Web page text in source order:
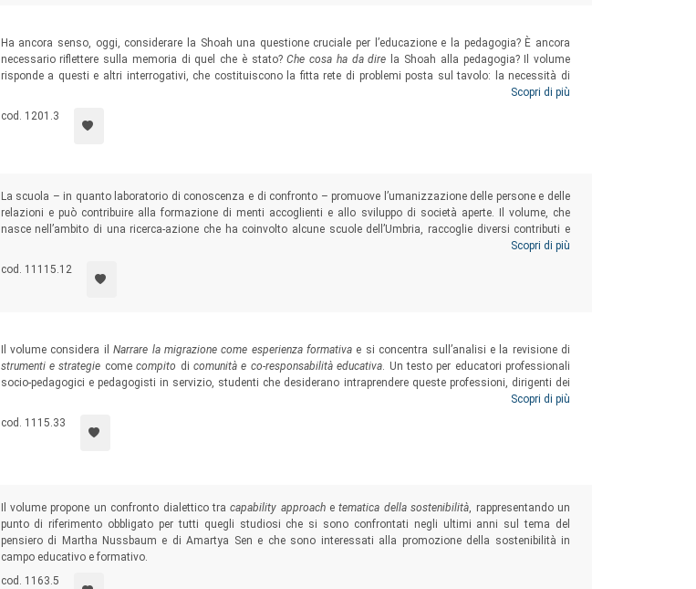
Ha ancora senso, oggi, considerare la Shoah una questione cruciale per l’educazione e la pedagogia? È ancora
necessario riflettere sulla memoria di quel che è stato?Che cosa ha da dire la Shoah alla pedagogia? Il volume
risponde a questi e altri interrogativi, che costituiscono la fitta rete di problemi posta sul tavolo: la necessità di
riformare l’educazione nella ricerca profonda dell’umano e dell’umanizzazione; lo sviluppo della resilienza e
l’educazione in situazioni estreme; il coraggio dell’educare e, dunque, la
Scopri di più
cod. 1201.3
La scuola – in quanto laboratorio di conoscenza e di confronto – promuove l’umanizzazione delle persone e delle
relazioni e può contribuire alla formazione di menti accoglienti e allo sviluppo di società aperte. Il volume, che
nasce nell’ambito di una ricerca-azione che ha coinvolto alcune scuole dell’Umbria, raccoglie diversi contributi e
propone un duplice sguardo – teorico e pratico – per coniugare la riflessione scientifica sull’educazione
interculturale nella scuola, secondo la prospettiva dell’accoglienza.
Scopri di più
cod. 11115.12
Il volume considera ilNarrare la migrazione come esperienza formativa e si concentra sull’analisi e la revisione di
strumenti e strategie comecompito di comunità e co-responsabilità educativa. Un testo per educatori professionali
socio-pedagogici e pedagogisti in servizio, studenti che desiderano intraprendere queste professioni, dirigenti dei
servizi, nonché insegnanti e professionisti che, a diverso titolo, operano nei contesti educativi per il sociale, dunque
anche nei servizi culturali e lavorativi, psicologici e della mediazione fortemente contrassegnati dal fenomeno
Scopri di più
cod. 1115.33
Il volume propone un confronto dialettico tracapability approachetematica della sostenibilità, rappresentando un
punto di riferimento obbligato per tutti quegli studiosi che si sono confrontati negli ultimi anni sul tema del
pensiero di Martha Nussbaum e di Amartya Sen e che sono interessati alla promozione della sostenibilità in
campo educativo e formativo.
cod. 1163.5